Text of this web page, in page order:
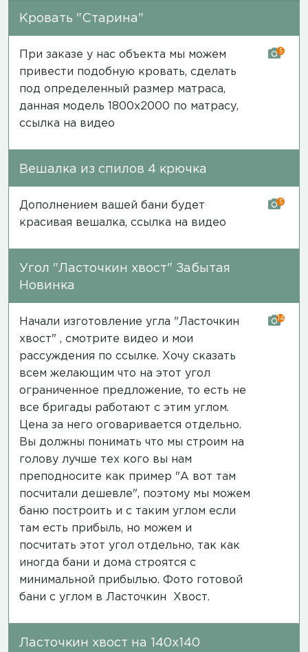
Кровать "Старина"
При заказе у нас объекта мы можем
привести подобную кровать, сделать
под определенный размер матраса,
данная модель 1800х2000 по матрасу,
ссылка на видео
5
Вешалка из спилов 4 крючка
Дополнением вашей бани будет
красивая вешалка, ссылка на видео
5
Угол "Ласточкин хвост" Забытая
Новинка
Начали изготовление угла "Ласточкин
хвост" , смотрите видео и мои
рассуждения по ссылке. Хочу сказать
всем желающим что на этот угол
ограниченное предложение, то есть не
все бригады работают с этим углом.
Цена за него оговаривается отдельно.
Вы должны понимать что мы строим на
голову лучше тех кого вы нам
преподносите как пример "А вот там
посчитали дешевле", поэтому мы можем
баню построить и с таким углом если
там есть прибыль, но можем и
посчитать этот угол отдельно, так как
иногда бани и дома строятся с
минимальной прибылью. Фото готовой
бани с углом в Ласточкин Хвост.
14
Ласточкин хвост на 140х140